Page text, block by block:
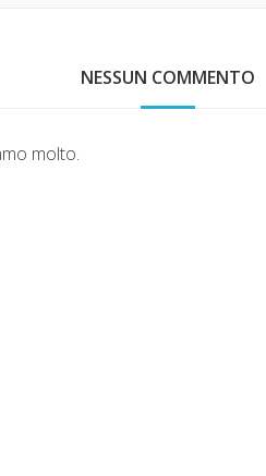
NESSUN COMMENTO
molto.